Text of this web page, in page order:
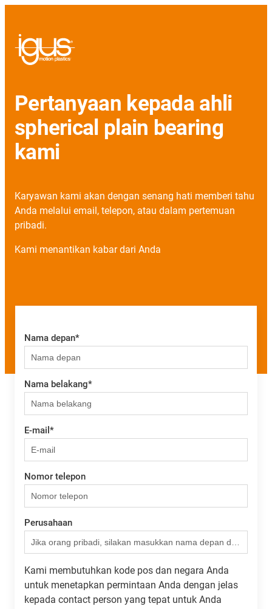
Pertanyaan kepada ahli
spherical plain bearing
kami
Karyawan kami akan dengan senang hati memberi tahu
Anda melalui email, telepon, atau dalam pertemuan
pribadi.
Kami menantikan kabar dari Anda
Nama depan*
Nama belakang*
E-mail *
Nomor telepon
Perusahaan
Kami membutuhkan kode pos dan negara Anda
untuk menetapkan permintaan Anda dengan jelas
kepada contact person yang tepat untuk Anda